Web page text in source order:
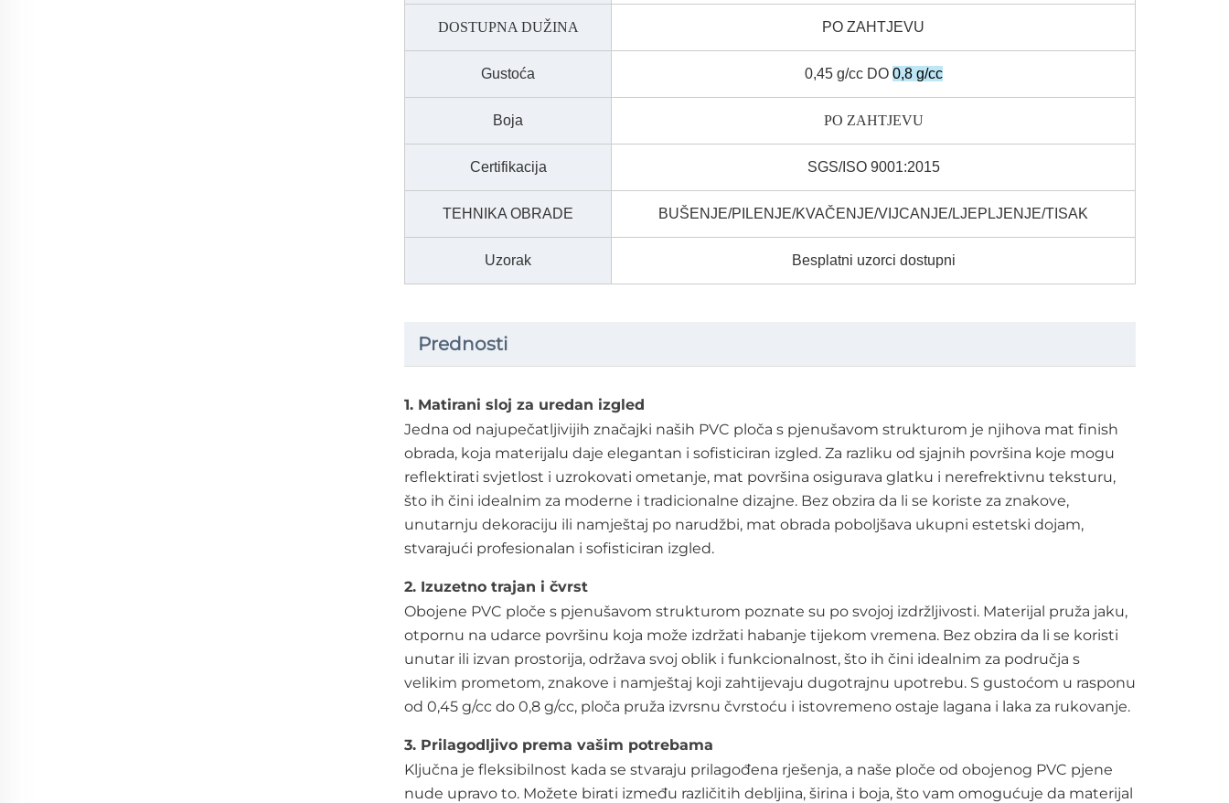
DOSTUPNA DUŽINA PO ZAHTJEVU
Gustoća 0,45 g/cc DO 0,8 g/cc
Boja PO ZAHTJEVU
Certifikacija SGS/ISO 9001:2015
TEHNIKA OBRADE BUŠENJE/PILENJE/KVAČENJE/VIJCANJE/LJEPLJENJE/TISAK
Uzorak Besplatni uzorci dostupni
Prednosti
1. Matirani sloj za uredan izgled
Jedna od najupečatljivijih značajki naših PVC ploča s pjenušavom strukturom je njihova mat finish
obrada, koja materijalu daje elegantan i sofisticiran izgled. Za razliku od sjajnih površina koje mogu
reflektirati svjetlost i uzrokovati ometanje, mat površina osigurava glatku i nerefrektivnu teksturu,
što ih čini idealnim za moderne i tradicionalne dizajne. Bez obzira da li se koriste za znakove,
unutarnju dekoraciju ili namještaj po narudžbi, mat obrada poboljšava ukupni estetski dojam,
stvarajući profesionalan i sofisticiran izgled.
2. Izuzetno trajan i čvrst
Obojene PVC ploče s pjenušavom strukturom poznate su po svojoj izdržljivosti. Materijal pruža jaku,
otpornu na udarce površinu koja može izdržati habanje tijekom vremena. Bez obzira da li se koristi
unutar ili izvan prostorija, održava svoj oblik i funkcionalnost, što ih čini idealnim za područja s
velikim prometom, znakove i namještaj koji zahtijevaju dugotrajnu upotrebu. S gustoćom u rasponu
od 0,45 g/cc do 0,8 g/cc, ploča pruža izvrsnu čvrstoću i istovremeno ostaje lagana i laka za rukovanje.
3. Prilagodljivo prema vašim potrebama
Ključna je fleksibilnost kada se stvaraju prilagođena rješenja, a naše ploče od obojenog PVC pjene
nude upravo to. Možete birati između različitih debljina, širina i boja, što vam omogućuje da materijal